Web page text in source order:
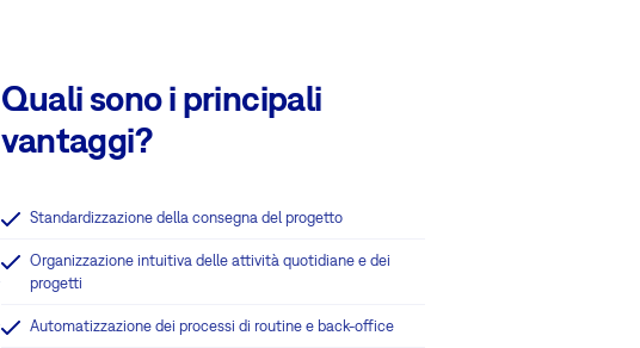
Quali sono i principali
vantaggi?
Standardizzazione della consegna del progetto
Organizzazione intuitiva delle attività quotidiane e dei
progetti
Automatizzazione dei processi di routine e back-office